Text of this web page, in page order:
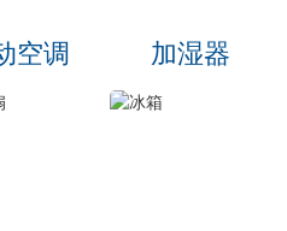
空调 加湿器